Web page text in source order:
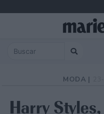
MODA |
Harry